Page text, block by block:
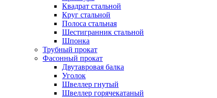
Квадрат стальной
Круг стальной
Полоса стальная
Шестигранник стальной
Шпонка
Трубный прокат
Фасонный прокат
Двутавровая балка
Уголок
Швеллер гнутый
Швеллер горячекатаный